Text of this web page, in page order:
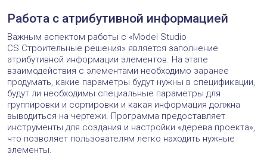
Работа с атрибутивной информацией
Важным аспектом работы с «Model Studio
CS Строительные решения» является заполнение
атрибутивной информации элементов. На этапе
взаимодействия с элементами необходимо заранее
продумать, какие параметры будут нужны в спецификации,
будут ли необходимы специальные параметры для
группировки и сортировки и какая информация должна
выводиться на чертежи. Программа предоставляет
инструменты для создания и настройки «дерева проекта»,
что позволяет пользователям легко находить нужные
элементы.